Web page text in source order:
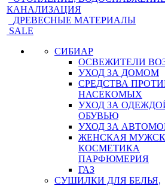
КАНАЛИЗАЦИЯ
ДРЕВЕСНЫЕ МАТЕРИАЛЫ
SALE
СИБИАР
ОСВЕЖИТЕЛИ
УХОД ЗА ДОМОМ
СРЕДСТВА
НАСЕКОМЫХ
УХОД ЗА
ОБУВЬЮ
УХОД ЗА
ЖЕНСКАЯ
КОСМЕТИКА
ПАРФЮМЕРИЯ
ГАЗ
СУШИЛКИ ДЛЯ БЕЛЬЯ,